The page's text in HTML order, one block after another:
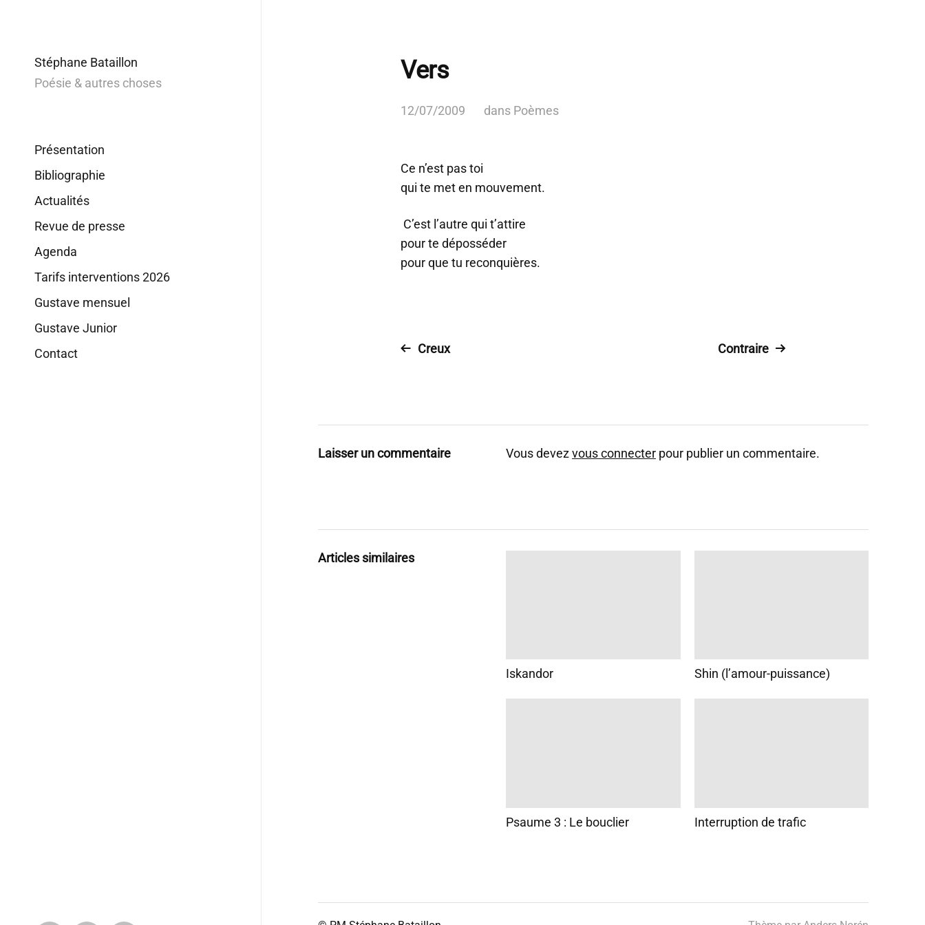
Stéphane Bataillon
Poésie & autres choses
Présentation
Bibliographie
Actualités
Revue de presse
Agenda
Tarifs interventions 2026
Gustave mensuel
Gustave Junior
Contact
Vers
12/07/2009 dans Poèmes
Ce n’est pas toi
qui te met en mouvement.
C’est l’autre qui t’attire
pour te déposséder
pour que tu reconquières.
Creux Contraire
Laisser un commentaire Vous devezvous connecter pour publier un commentaire.
Articles similaires
Iskandor Shin (l’amour-puissance)
Psaume 3 : Le bouclier Interruption de trafic